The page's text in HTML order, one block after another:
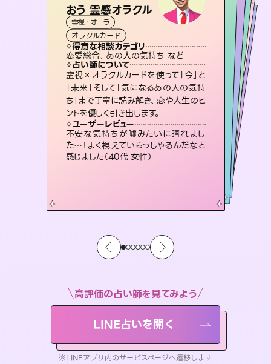
おう 霊感オラクル
霊視・オーラ
オラクルカード
得意な相談カテゴリ
恋愛総合、あの人の気持ち など
占い師について
霊視×オラクルカードを使って「今」と
「未来」そして「気になるあの人の気持
ち」まで丁寧に読み解き、恋や人生のヒ
ントを優しく引き出します。
ユーザーレビュー
不安な気持ちが嘘みたいに晴れまし
た…！よく視えていらっしゃるんだなと
感じました（40代 女性）
セラピスト理恵
霊視・オーラ
スピリチュアル・リーディング
得意な相談カテゴリ
片想い、二人の未来、年の差 など
占い師について
連絡再開、復縁、成就などの報告実績
多数。セラピストとして2万超の施術経
験があるからこそできる鑑定で、より良
い未来をサポートします。
ユーザーレビュー
とても心温まる鑑定でした。しかもこち
らは何も言っていないのに視えていらっ
しゃるんだなと驚きです（30代女性）
アイリス -iris-
西洋占星術
ルーン
得意な相談カテゴリ
恋愛総合、片想い、二人の未来 など
占い師について
復縁、恋愛、不倫の行方、同性愛や片
思い、仕事関係や借金問題まで知りた
いことや心の負担になっていることを
紐解き、背中をそっと押して導きます。
ユーザーレビュー
安心感のあり、言い切ってくれる所や濁
さない鑑定のおかげで、毎回自分の気
持ちを整えられます（30代 男性）
彗望
霊視・オーラ
スピリチュアル・リーディング
得意な相談カテゴリ
片想い、あの人の気持ち、復縁 など
占い師について
3,700年以上の歴史を持つ東洋最古の占術「易占」で詳細まで占い、幸せへ向かう道筋を示します。厳しい結果にも具体的な対策をお伝えします。
ユーザーレビュー
複雑な背景もしっかり聞いて鑑定して
いただけました。気持ちが楽になりまし
た（50代 女性）
スピリチュアル・リーディング
得意な相談カテゴリ
片想い、あの人の気持ち、復縁 など
占い師について
恋愛のお悩みの中でも特に「曖昧な関
係」の相談を得意としており、友達以上
恋人未満なお相手との今後や本音を丁
寧に読み解き恋愛成就へと導きます。
ユーザーレビュー
鑑定していただいてアドバイス通りに行
動すると仲が復活してきました。ありが
とうございました（40代 女性）
霊視・オーラ 心理学
スピリチュアル・リーディング
得意な相談カテゴリ
出逢い、片想い、復縁 など
占い師について
未来には何パターンもの選択肢があり
ます。不安で視えにくくなっているあな
たの素敵な未来を見つけ、その未来を
選択できるようアドバイスします。
ユーザーレビュー
職場の人の性質や人間関係、本心など
本当によく視えていてびっくり。対策が
打てて前向きになれます（40代）
高評価の占い師を見てみよう
LINE占いを開く
※LINEアプリ内のサービスページへ遷移します